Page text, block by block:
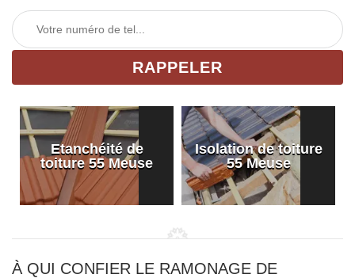
Etanchéité de
toiture 55 Meuse
Isolation de toiture
55 Meuse
À QUI CONFIER LE RAMONAGE DE